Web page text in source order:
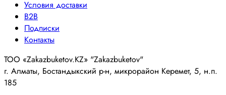
Условия доставки
B2B
Подписки
Контакты
ТОО «Zakazbuketov.KZ» "Zakazbuketov"
г. Алматы, Бостандыкский р-н, микрорайон Керемет, 5, н.п.
185